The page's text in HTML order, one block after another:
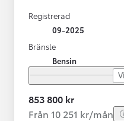
Registrerad
09-2025
Bränsle
Bensin
853 800 kr
Från 10 251 kr/mån